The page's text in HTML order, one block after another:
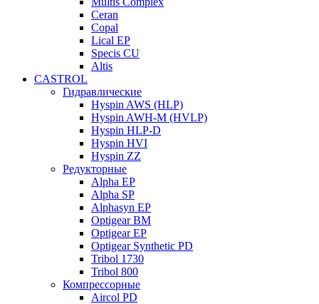
Ceran
Copal
Lical EP
Specis CU
Altis
CASTROL
Гидравлические
Hyspin AWS (HLP)
Hyspin AWH-M (HVLP)
Hyspin HLP-D
Hyspin HVI
Hyspin ZZ
Редукторные
Alpha EP
Alpha SP
Alphasyn EP
Optigear BM
Optigear EP
Optigear Synthetic PD
Tribol 1730
Tribol 800
Компрессорные
Aircol PD